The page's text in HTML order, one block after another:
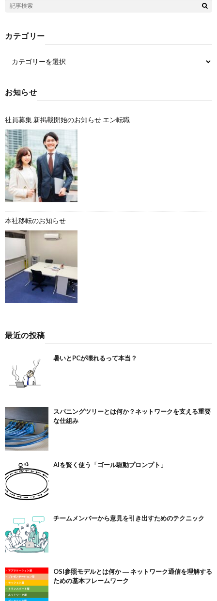
カテゴリー
お知らせ
社員募集 新掲載開始のお知らせ エン転職
本社移転のお知らせ
最近の投稿
暑いとPCが壊れるって本当？
スパニングツリーとは何か？ネットワークを支える重要
な仕組み
AIを賢く使う「ゴール駆動プロンプト」
チームメンバーから意見を引き出すためのテクニック
OSI参照モデルとは何か ― ネットワーク通信を理解する
ための基本フレームワーク